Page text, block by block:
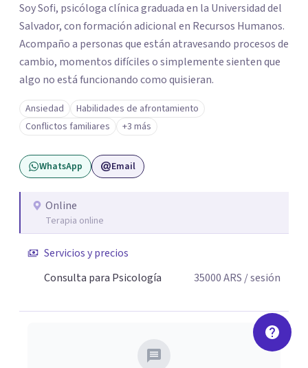
Soy Sofi, psicóloga clínica graduada en la Universidad del
Salvador, con formación adicional en Recursos Humanos.
Acompaño a personas que están atravesando procesos de
cambio, momentos difíciles o simplemente sienten que
algo no está funcionando como quisieran.
Ansiedad
Habilidades de afrontamiento
Conflictos familiares
+3 más
WhatsApp Email
Online
Terapia online
Servicios y precios
Consulta para Psicología
35000ARS / sesión